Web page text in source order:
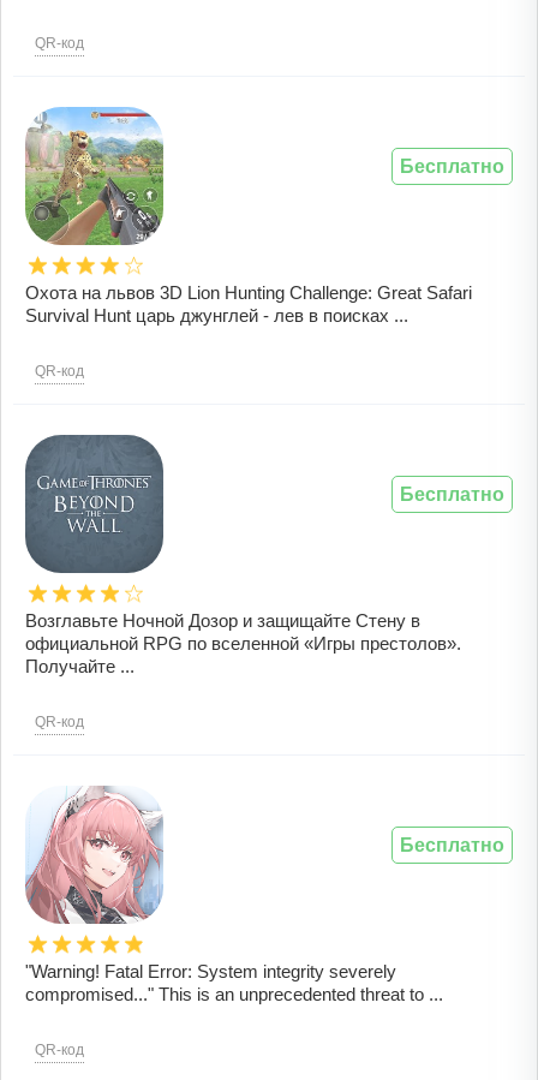
QR-код
Охота на львов 3D Lion Hunting Challenge: Great Safari
Survival Hunt царь джунглей - лев в поисках ...
QR-код
Бесплатно
Возглавьте Ночной Дозор и защищайте Стену в
официальной RPG по вселенной «Игры престолов».
Получайте ...
QR-код
Бесплатно
"Warning! Fatal Error: System integrity severely
compromised..." This is an unprecedented threat to ...
QR-код
Бесплатно